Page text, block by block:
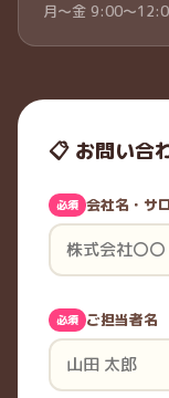
月〜金 9:00〜
📋 お問い合
必須 会社名・サ
必須 ご担当者名